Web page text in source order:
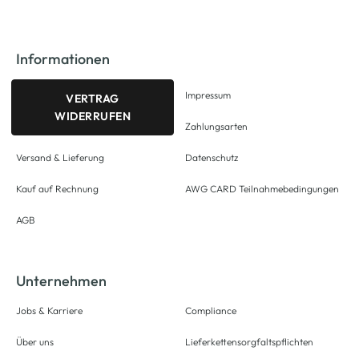
Informationen
VERTRAG
WIDERRUFEN
Versand & Lieferung
Kauf auf Rechnung
AGB
Impressum
Zahlungsarten
Datenschutz
AWG CARD Teilnahmebedingungen
Unternehmen
Jobs & Karriere
Über uns
Compliance
Lieferkettensorgfaltspflichten